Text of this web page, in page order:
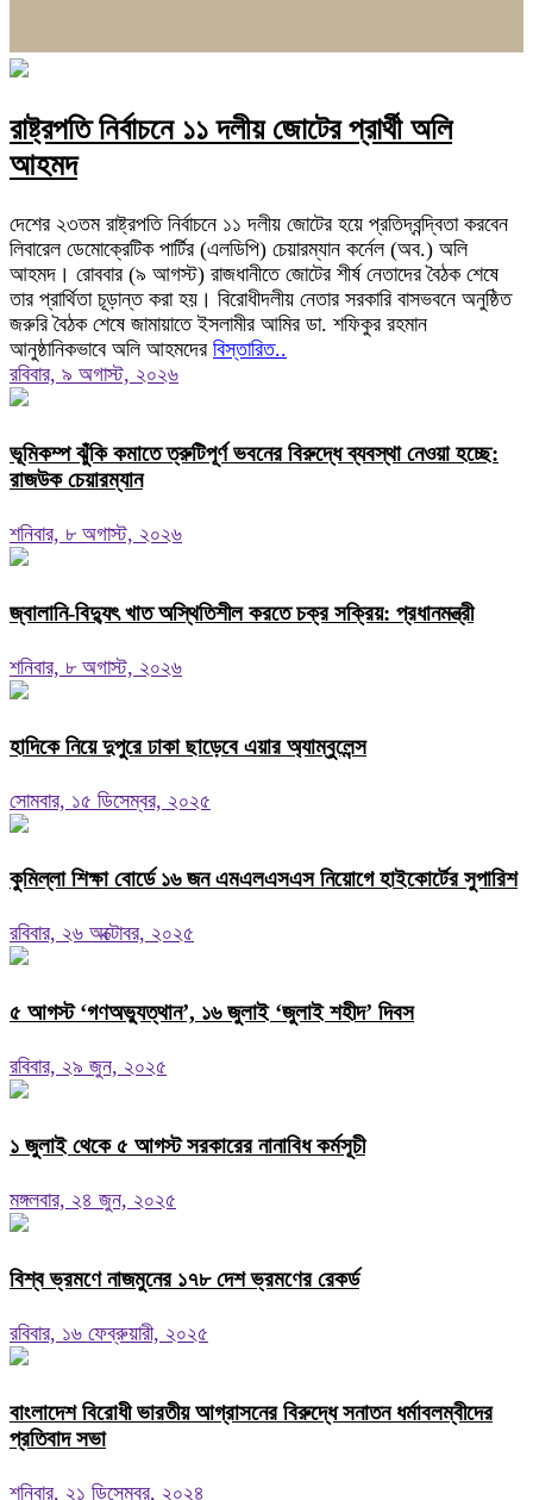
রাষ্ট্রপতি নির্বাচনে ১১ দলীয় জোটের প্রার্থী অলি
আহমদ
দেশের ২৩তম রাষ্ট্রপতি নির্বাচনে ১১ দলীয় জোটের হয়ে প্রতিদ্বন্দ্বিতা করবেন
লিবারেল ডেমোক্রেটিক পার্টির (এলডিপি) চেয়ারম্যান কর্নেল (অব.) অলি
আহমদ। রোববার (৯ আগস্ট) রাজধানীতে জোটের শীর্ষ নেতাদের বৈঠক শেষে
তার প্রার্থিতা চূড়ান্ত করা হয়। বিরোধীদলীয় নেতার সরকারি বাসভবনে অনুষ্ঠিত
জরুরি বৈঠক শেষে জামায়াতে ইসলামীর আমির ডা. শফিকুর রহমান
আনুষ্ঠানিকভাবে অলি আহমদের বিস্তারিত..
রবিবার, ৯ অগাস্ট, ২০২৬
ভূমিকম্প ঝুঁকি কমাতে ত্রুটিপূর্ণ ভবনের বিরুদ্ধে ব্যবস্থা নেওয়া হচ্ছে:
রাজউক চেয়ারম্যান
শনিবার, ৮ অগাস্ট, ২০২৬
জ্বালানি-বিদ্যুৎ খাত অস্থিতিশীল করতে চক্র সক্রিয়: প্রধানমন্ত্রী
শনিবার, ৮ অগাস্ট, ২০২৬
হাদিকে নিয়ে দুপুরে ঢাকা ছাড়েবে এয়ার অ্যাম্বুলেন্স
সোমবার, ১৫ ডিসেম্বর, ২০২৫
কুমিল্লা শিক্ষা বোর্ডে ১৬ জন এমএলএসএস নিয়োগে হাইকোর্টের সুপারিশ
রবিবার, ২৬ অক্টোবর, ২০২৫
৫ আগস্ট ‘গণঅভ্যুত্থান’, ১৬ জুলাই ‘জুলাই শহীদ’ দিবস‌
রবিবার, ২৯ জুন, ২০২৫
১ জুলাই থেকে ৫ আগস্ট সরকারের নানাবিধ কর্মসূচী
মঙ্গলবার, ২৪ জুন, ২০২৫
বিশ্ব ভ্রমণে নাজমুনের ১৭৮ দেশ ভ্রমণের রেকর্ড
রবিবার, ১৬ ফেব্রুয়ারী, ২০২৫
বাংলাদেশ বিরোধী ভারতীয় আগ্রাসনের বিরুদ্ধে সনাতন ধর্মাবলম্বীদের
প্রতিবাদ সভা
শনিবার, ২১ ডিসেম্বর, ২০২৪